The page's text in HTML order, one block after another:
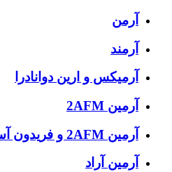
آرمن
آرمند
آرمیکس و ارین دوانادرا
آرمین 2AFM
آرمین 2AFM و فریدون آسرایی
آرمین آراد